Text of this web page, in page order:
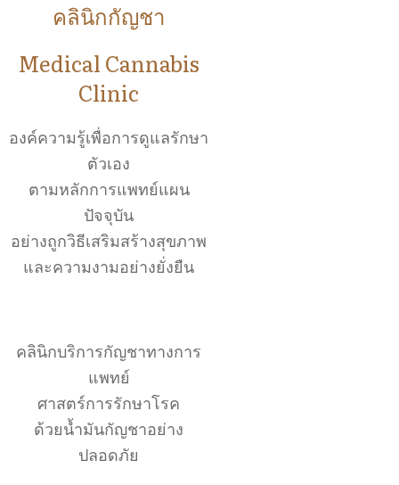
คลินิกกัญชา
Medical Cannabis
Clinic
องค์ความรู้เพื่อการดูแลรักษา
ตัวเอง
ตามหลักการแพทย์แผน
ปัจจุบัน
อย่างถูกวิธีเสริมสร้างสุขภาพ
และความงามอย่างยั่งยืน
คลินิกบริการกัญชาทางการ
แพทย์
ศาสตร์การรักษาโรค
ด้วยน้ำมันกัญชาอย่าง
ปลอดภัย